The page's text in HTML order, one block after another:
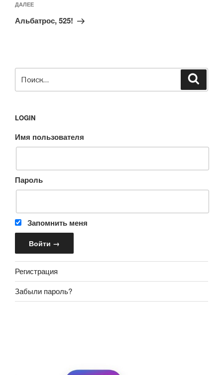
Следующая
запись
ДАЛЕЕ
Альбатрос, 525!
LOGIN
Имя пользователя
Пароль
Запомнить меня
Регистрация
Забыли пароль?